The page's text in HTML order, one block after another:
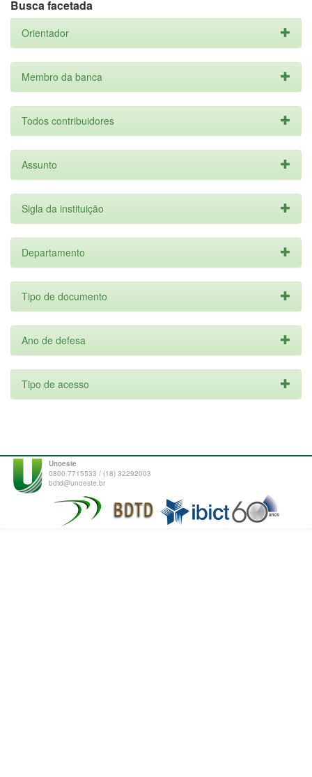
Busca facetada
Orientador
Membro da banca
Todos contribuidores
Assunto
Sigla da instituição
Departamento
Tipo de documento
Ano de defesa
Tipo de acesso
Unoeste
0800 7715533 / (18) 32292003
bdtd@unoeste.br